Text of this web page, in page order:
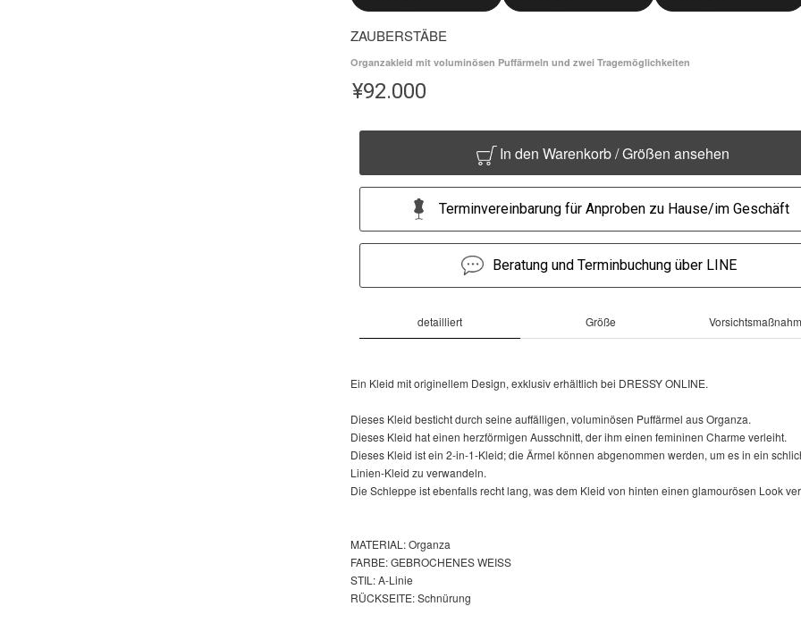
ZAUBERSTÄBE
Organzakleid mit voluminösen Puffärmeln und zwei Tragemöglichkeiten
¥92.000
In den Warenkorb / Größen ansehen
Terminvereinbarung für Anproben zu Hause/im Geschäft
Beratung und Terminbuchung über LINE
detailliert Größe
Ein Kleid mit originellem Design, exklusiv erhältlich bei DRESSY ONLINE.
Dieses Kleid besticht durch seine auffälligen, voluminösen Puffärmel aus Organza.
Dieses Kleid hat einen herzförmigen Ausschnitt, der ihm einen femininen Charme verleiht.
Dieses Kleid ist ein 2-in-1-Kleid; die Ärmel können abgenommen werden, um es in ein
Linien-Kleid zu verwandeln.
Die Schleppe ist ebenfalls recht lang, was dem Kleid von hinten einen glamourösen Look
MATERIAL: Organza
FARBE: GEBROCHENES WEISS
STIL: A-Linie
RÜCKSEITE: Schnürung